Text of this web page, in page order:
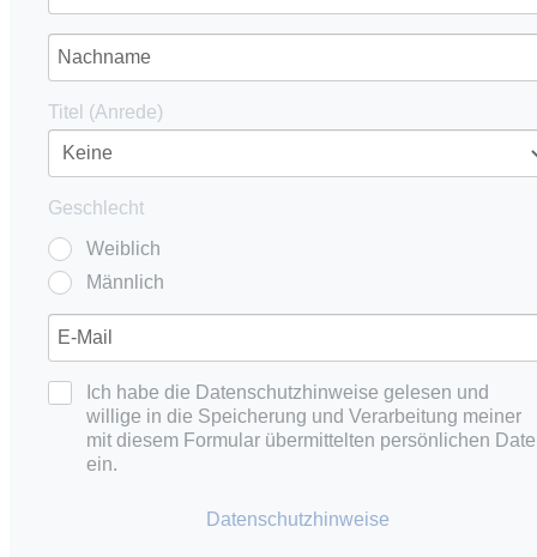
Titel (Anrede)
Geschlecht
Weiblich
Männlich
Ich habe die Datenschutzhinweise gelesen und
willige in die Speicherung und Verarbeitung meiner
mit diesem Formular übermittelten persönlichen
ein.
Datenschutzhinweise